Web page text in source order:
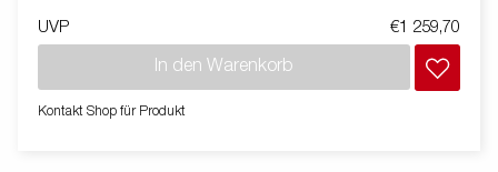
eine sichere Verladung der Ware ausgestattet.
UVP €1 259,70
In den Warenkorb
Kontakt Shop für Produkt